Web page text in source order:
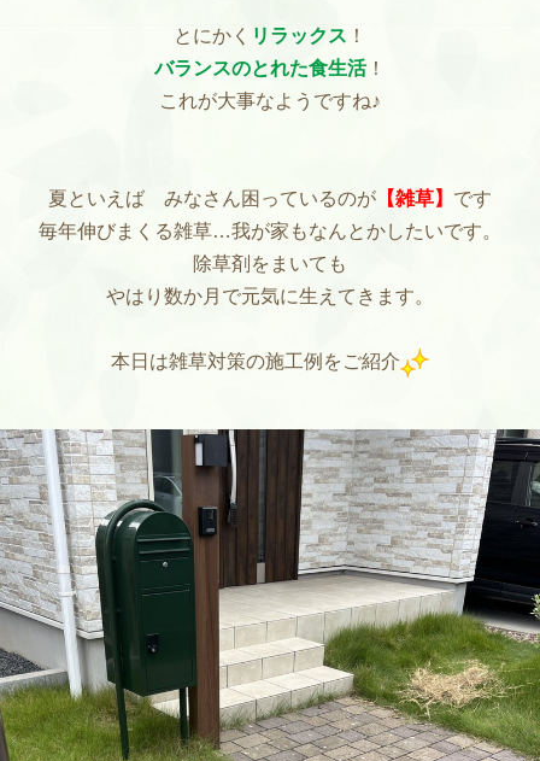
とにかく リラックス ！
バランスのとれた食生活！
これが大事なようですね♪
夏といえば みなさん困っているのが 【雑草】 です
毎年伸びまくる雑草…我が家もなんとかしたいです。
除草剤をまいても
やはり数か月で元気に生えてきます。
本日は雑草対策の施工例をご紹介